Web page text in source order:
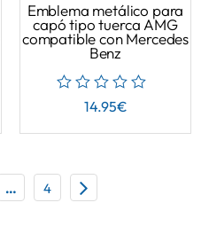
Emblema metálico para
capó tipo tuerca AMG
compatible con Mercedes
Benz
14.95€
… 4